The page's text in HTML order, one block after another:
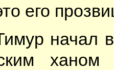
его
на­чал
ха­ном